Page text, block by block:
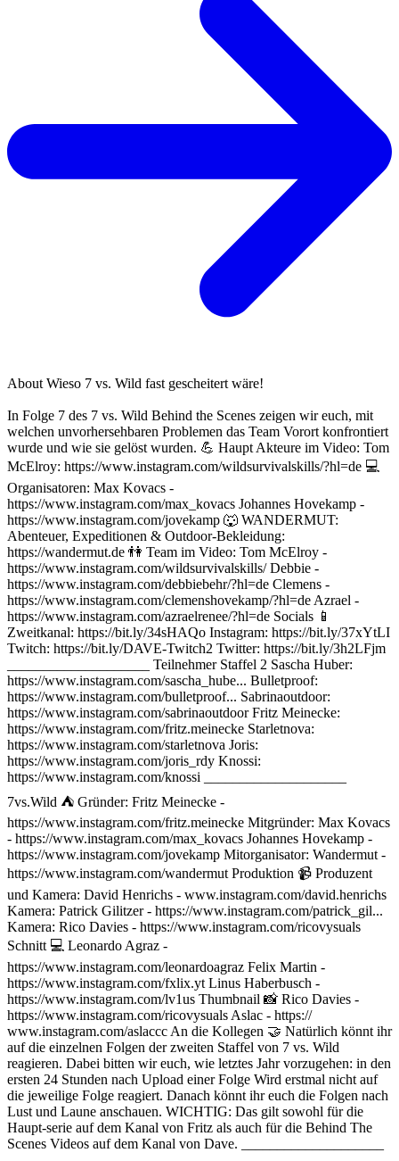
About Wieso 7 vs. Wild fast gescheitert wäre!
In Folge 7 des 7 vs. Wild Behind the Scenes zeigen wir euch, mit
welchen unvorhersehbaren Problemen das Team Vorort konfrontiert
wurde und wie sie gelöst wurden. 💪 Haupt Akteure im Video: Tom
McElroy: https://www.instagram.com/wildsurvivalskills/?hl=de 💻
Organisatoren: Max Kovacs -
https://www.instagram.com/max_kovacs Johannes Hovekamp -
https://www.instagram.com/jovekamp 🐺 WANDERMUT:
Abenteuer, Expeditionen & Outdoor-Bekleidung:
https://wandermut.de 👫 Team im Video: Tom McElroy -
https://www.instagram.com/wildsurvivalskills/ Debbie -
https://www.instagram.com/debbiebehr/?hl=de Clemens -
https://www.instagram.com/clemenshovekamp/?hl=de Azrael -
https://www.instagram.com/azraelrenee/?hl=de Socials 📱
Zweitkanal: https://bit.ly/34sHAQo Instagram: https://bit.ly/37xYtLI
Twitch: https://bit.ly/DAVE-Twitch2 Twitter: https://bit.ly/3h2LFjm
____________________ Teilnehmer Staffel 2 Sascha Huber:
https://www.instagram.com/sascha_hube... Bulletproof:
https://www.instagram.com/bulletproof... Sabrinaoutdoor:
https://www.instagram.com/sabrinaoutdoor Fritz Meinecke:
https://www.instagram.com/fritz.meinecke Starletnova:
https://www.instagram.com/starletnova Joris:
https://www.instagram.com/joris_rdy Knossi:
https://www.instagram.com/knossi ____________________
7vs.Wild ⛺️ Gründer: Fritz Meinecke -
https://www.instagram.com/fritz.meinecke Mitgründer: Max Kovacs
- https://www.instagram.com/max_kovacs Johannes Hovekamp -
https://www.instagram.com/jovekamp Mitorganisator: Wandermut -
https://www.instagram.com/wandermut Produktion 📹 Produzent
und Kamera: David Henrichs - www.instagram.com/david.henrichs
Kamera: Patrick Gilitzer - https://www.instagram.com/patrick_gil...
Kamera: Rico Davies - https://www.instagram.com/ricovysuals
Schnitt 💻 Leonardo Agraz -
https://www.instagram.com/leonardoagraz Felix Martin -
https://www.instagram.com/fxlix.yt Linus Haberbusch -
https://www.instagram.com/lv1us Thumbnail 📸 Rico Davies -
https://www.instagram.com/ricovysuals Aslac - https://
www.instagram.com/aslaccc An die Kollegen 🤝 Natürlich könnt ihr
auf die einzelnen Folgen der zweiten Staffel von 7 vs. Wild
reagieren. Dabei bitten wir euch, wie letztes Jahr vorzugehen: in den
ersten 24 Stunden nach Upload einer Folge Wird erstmal nicht auf
die jeweilige Folge reagiert. Danach könnt ihr euch die Folgen nach
Lust und Laune anschauen. WICHTIG: Das gilt sowohl für die
Haupt-serie auf dem Kanal von Fritz als auch für die Behind The
Scenes Videos auf dem Kanal von Dave. ____________________